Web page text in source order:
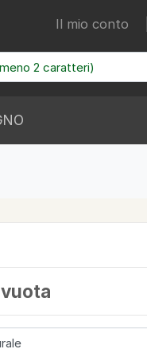
Il mio conto